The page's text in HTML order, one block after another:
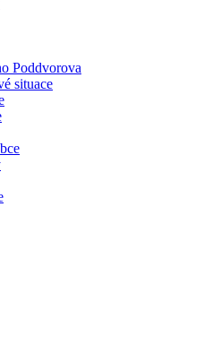
Poddvorova
situace